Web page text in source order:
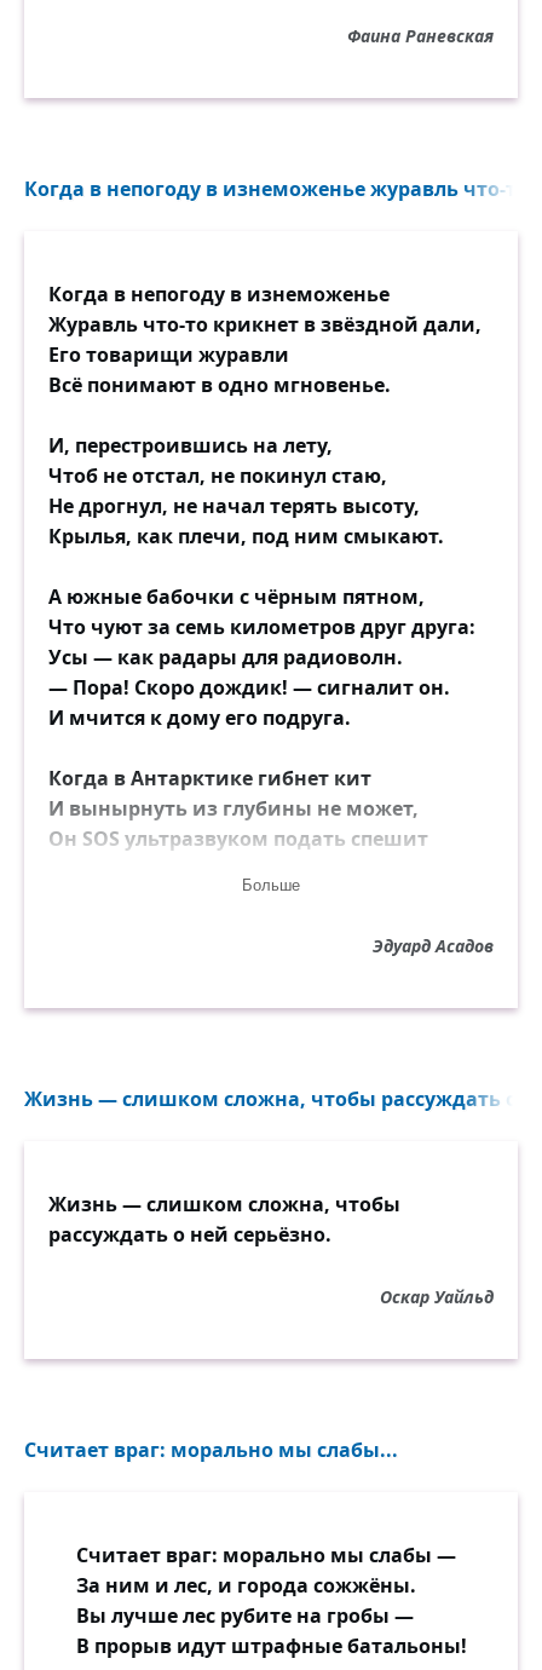
Фаина Раневская
Когда в непогоду в изнеможенье журавль что-то
Когда в непогоду в изнеможенье
Журавль что-то крикнет в звёздной дали,
Его товарищи журавли
Всё понимают в одно мгновенье.
И, перестроившись на лету,
Чтоб не отстал, не покинул стаю,
Не дрогнул, не начал терять высоту,
Крылья, как плечи, под ним смыкают.
А южные бабочки с чёрным пятном,
Что чуют за семь километров друг друга:
Усы — как радары для радиоволн.
— Пора! Скоро дождик! — сигналит он.
И мчится к дому его подруга.
Когда в Антарктике гибнет кит
И вынырнуть из глубины не может,
Он SOS ультразвуком подать спешит
Как по команде, на дно ныряют,
И мчат на поверхность, чтоб выжил друг.
Запасом в тысячи слов обладаем,
Всё было б, наверно, легко и ясно
Порой говорить почти ежечасно
Мы вроде бы существа с интеллектом,
Выходит порой — чем лучше, тем хуже,
Вот скажешь, поделишься, вывернешь
душу —
Как в стену! Ни отзвука, ни ответа...
Больше
Эдуард Асадов
Жизнь — слишком сложна, чтобы рассуждать о
Жизнь — слишком сложна, чтобы
рассуждать о ней серьёзно.
Оскар Уайльд
Считает враг: морально мы слабы...
Считает враг: морально мы слабы —
За ним и лес, и города сожжёны.
Вы лучше лес рубите на гробы —
В прорыв идут штрафные батальоны!